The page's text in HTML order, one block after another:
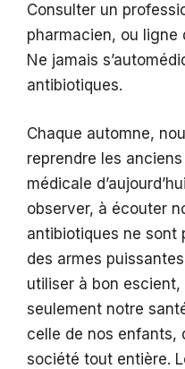
Consulter un
pharmacien, ou ligne
Ne jamais
antibiotiques.
Chaque automne,
reprendre les
médicale
observer, à écouter
antibiotiques ne sont
des armes
utiliser à bon escient,
seulement notre
celle de nos enfants,
société tout entière.